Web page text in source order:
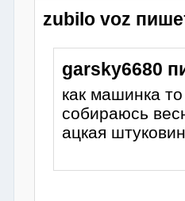
zubilo voz
garsky6680
как машинка
собираюсь
ацкая